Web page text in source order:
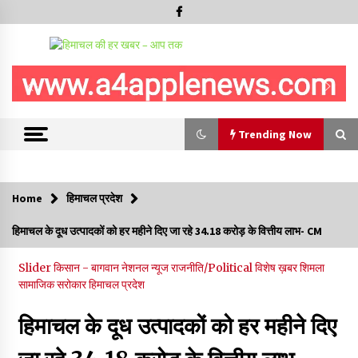
Trending Now
चंबा में बड़ा बस सड़क हादसा, 3 की मौत कई गंभीर घायल, बैरागढ़ से चंबा आ
रही थी निजी बस शर्मा कोच
08/08/2026
Home हिमाचल प्रदेश
हिमाचल के दूध उत्पादकों को हर महीने दिए जा रहे 34.18 करोड़ के वित्तीय लाभ- CM
Sliderकिसान - बागवाननेशनल न्यूजराजनीति/Politicalविशेष ख़बरशिमला
सामाजिक सरोकारहिमाचल प्रदेश
हिमाचल के दूध उत्पादकों को हर महीने दिए